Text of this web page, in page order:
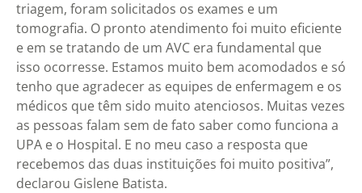
triagem, foram solicitados os exames e um
tomografia. O pronto atendimento foi muito eficiente
e em se tratando de um AVC era fundamental que
isso ocorresse. Estamos muito bem acomodados e só
tenho que agradecer as equipes de enfermagem e os
médicos que têm sido muito atenciosos. Muitas vezes
as pessoas falam sem de fato saber como funciona a
UPA e o Hospital. E no meu caso a resposta que
recebemos das duas instituições foi muito positiva”,
declarou Gislene Batista.